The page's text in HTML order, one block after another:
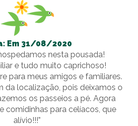
Em 31/08/2020
nesta pousada!
e tudo muito caprichoso!
para meus amigos e familiares.
da localização, pois deixamos o
os passeios a pé. Agora
comidinhas para celíacos, que
alívio!!!”